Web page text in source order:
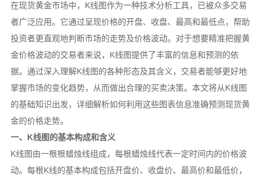
在现货黄金市场中，K线图作为一种技术分析工具，已被众多交易
者广泛应用。它通过呈现价格的开盘、收盘、最高和最低点，帮助
投资者更直观地判断市场的走势及价格波动。对于想要精准把握黄
金价格波动的交易者来说，K线图提供了丰富的信息和预测的依
据。通过深入理解K线图的各种形态及其含义，交易者能够更好地
掌握市场的变化趋势，从而做出合理的买卖决策。本文将从K线图
的基础知识出发，详细解析如何利用这些图表信息准确预测现货黄
金的价格走势。
一、K线图的基本构成和含义
K线图由一根根蜡烛线组成，每根蜡烛线代表一定时间内的价格波
动。每根K线的基本构成包括开盘价、收盘价、最高价和最低价，